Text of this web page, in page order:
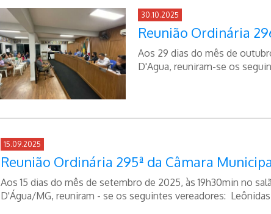
30.10.2025
Reunião Ordinária
Aos 29 dias do mês de
D'Agua, reuniram-se os
15.09.2025
Reunião Ordinária 295ª da Câmara
Aos 15 dias do mês de setembro de 2025, às 19h30min no
D'Água/MG, reuniram - se os seguintes vereadores: